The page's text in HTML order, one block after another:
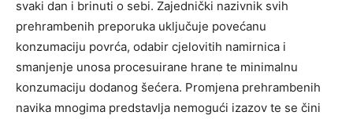
svaki dan i brinuti o sebi. Zajednički nazivnik svih
prehrambenih preporuka uključuje povećanu
konzumaciju povrća, odabir cjelovitih namirnica i
smanjenje unosa procesuirane hrane te minimalnu
konzumaciju dodanog šećera. Promjena prehrambenih
navika mnogima predstavlja nemogući izazov te se čini